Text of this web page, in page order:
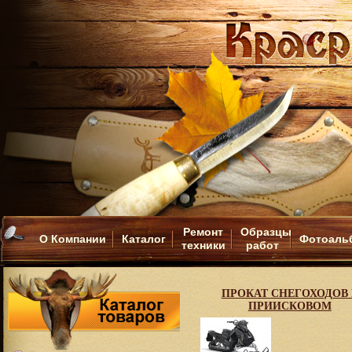
О Компании Каталог
Ремонт
техники
Образцы
работ
ПРОКАТ СНЕГОХОДОВ
ПРИИСКОВОМ